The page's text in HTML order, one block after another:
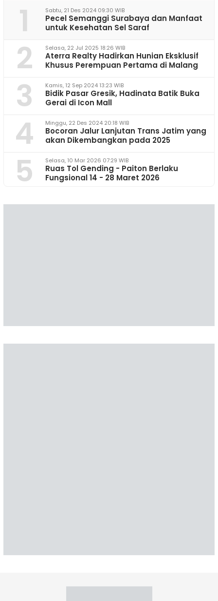
1 Sabtu, 21 Des 2024 09:30 WIB
Pecel Semanggi Surabaya dan Manfaat
untuk Kesehatan Sel Saraf
2 Selasa, 22 Jul 2025 18:26 WIB
Aterra Realty Hadirkan Hunian Eksklusif
Khusus Perempuan Pertama di Malang
3 Kamis, 12 Sep 2024 13:23 WIB
Bidik Pasar Gresik, Hadinata Batik Buka
Gerai di Icon Mall
4 Minggu, 22 Des 2024 20:18 WIB
Bocoran Jalur Lanjutan Trans Jatim yang
akan Dikembangkan pada 2025
5 Selasa, 10 Mar 2026 07:29 WIB
Ruas Tol Gending - Paiton Berlaku
Fungsional 14 - 28 Maret 2026